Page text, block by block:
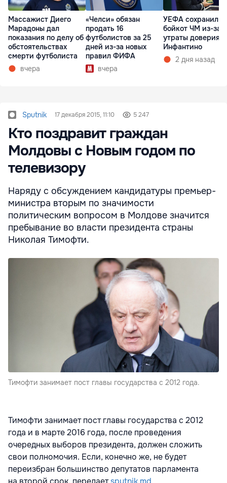
Массажист Диего
Марадоны дал
показания по делу об
обстоятельствах
смерти футболиста
вчера
«Челси» обязан
продать 16
футболистов за 25
дней из-за новых
правил ФИФА
вчера
УЕФА сохранил
бойкот ЧМ из-за
утраты доверия к
Инфантино
2 дня назад
Sputnik 17 декабря 2015, 11:10 5 247
Кто поздравит граждан
Молдовы с Новым годом по
телевизору
Наряду с обсуждением кандидатуры премьер-
министра вторым по значимости
политическим вопросом в Молдове значится
пребывание во власти президента страны
Николая Тимофти.
Тимофти занимает пост главы государства с 2012 года.
Тимофти занимает пост главы государства с 2012
года и в марте 2016 года, после проведения
очередных выборов президента, должен сложить
свои полномочия. Если, конечно же, не будет
переизбран большинство депутатов парламента